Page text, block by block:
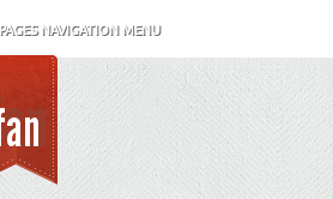
PAGES NAVIGATION MENU